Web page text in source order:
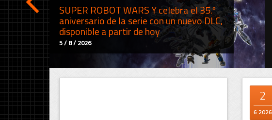
SUPER ROBOT WARS Y celebra el 35.º
aniversario de la serie con un nuevo DLC,
disponible a partir de hoy
5 / 8 / 2026
2
6 2026